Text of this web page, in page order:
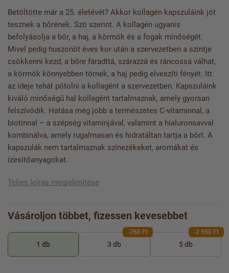
Betöltötte már a 25. életévét? Akkor kollagén kapszuláink jót
tesznek a bőrének. Szó szerint. A kollagén ugyanis
befolyásolja a bőr, a haj, a körmök és a fogak minőségét.
Mivel pedig huszonöt éves kor után a szervezetben a szintje
csökkenni kezd, a bőre fáradttá, szárazzá és ráncossá válhat,
a körmök könnyebben törnek, a haj pedig elveszíti fényét. Itt
az ideje tehát pótolni a kollagént a szervezetben. Kapszuláink
kiváló minőségű hal kollagént tartalmaznak, amely gyorsan
felszívódik. Hatása még jobb a természetes C-vitaminnal, a
biotinnal – a szépség vitaminjával, valamint a hialuronsavval
kombinálva, amely rugalmasan és hidratáltan tartja a bőrt. A
kapszulák nem tartalmaznak színezékeket, aromákat és
ízesítőanyagokat.
Teljes leírás megjelenítése
Vásároljon többet, fizessen kevesebbet
1 db 3 db
-760 Ft
5 db
-2 950 Ft